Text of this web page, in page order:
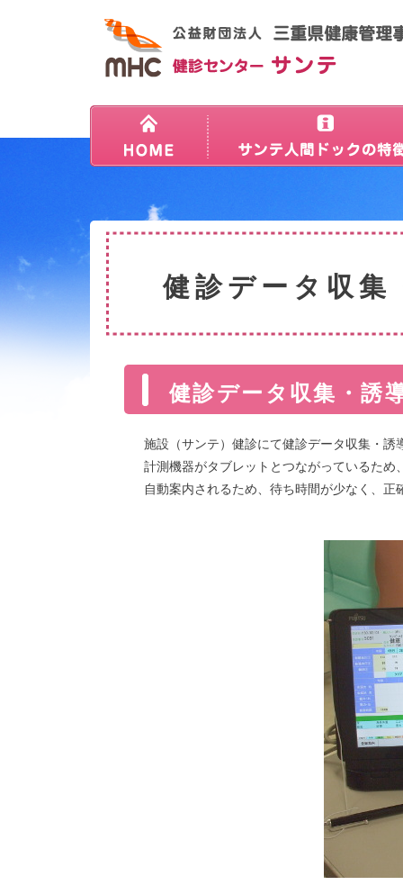
健診データ収
健診データ収集・誘
施設（サンテ）健診にて健診データ収集・
計測機器がタブレットとつながっているた
自動案内されるため、待ち時間が少なく、